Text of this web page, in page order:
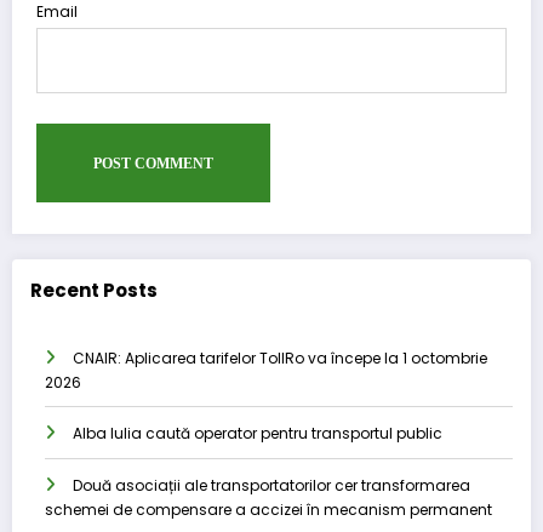
Email
Recent Posts
CNAIR: Aplicarea tarifelor TollRo va începe la 1 octombrie
2026
Alba Iulia caută operator pentru transportul public
Două asociații ale transportatorilor cer transformarea
schemei de compensare a accizei în mecanism permanent